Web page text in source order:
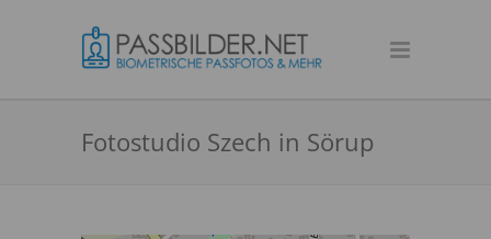
Fotostudio Szech in Sörup